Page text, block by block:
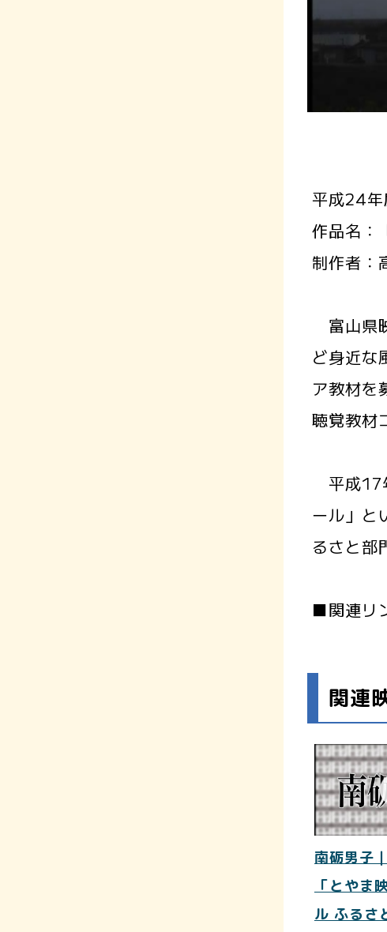
平成24
作品名：
制作者
富山県
ど身近な
ア教材を
聴覚教材
平成17
ール」と
るさと部
■関連リ
関連
南砺男子
「とやま
ル ふるさ